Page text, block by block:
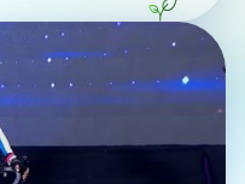
景的素人歌手都能發
與溫度。此舉為選秀
世代的永續社會樣
與活力。